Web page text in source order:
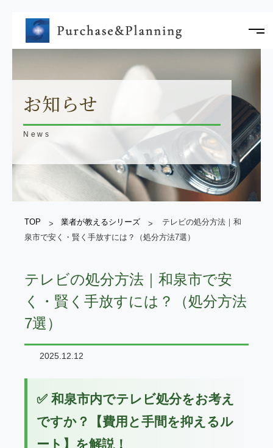
お知らせ
News
TOP 業者が教えるシリーズ
テレビの処分方法｜和
泉市で安く・賢く手放すには？（処分方法7選）
テレビの処分方法｜和泉市で安
く・賢く手放すには？（処分方法
7選）
2025.12.12
✅ 和泉市内でテレビ処分をお考え
ですか？【費用と手間を抑えるル
ート】を解説！